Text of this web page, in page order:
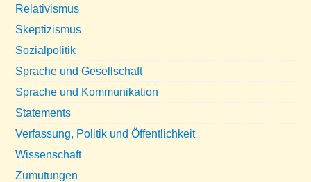
Relativismus
Skeptizismus
Sozialpolitik
Sprache und Gesellschaft
Sprache und Kommunikation
Statements
Verfassung, Politik und Öffentlichkeit
Wissenschaft
Zumutungen